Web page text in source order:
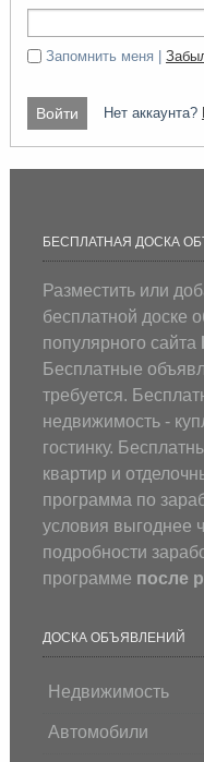
Запомнить меня |
Нет аккаунта?
БЕСПЛАТНАЯ ДОСКА
Разместить или
бесплатной доске
популярного сайта
Бесплатные
требуется.
недвижимость -
гостинку.
квартир и
программа по
условия выгоднее
подробности
программе после
ДОСКА ОБЪЯВЛЕНИЙ
Недвижимость
Автомобили